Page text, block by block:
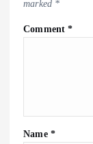
marked *
Comment*
Name *